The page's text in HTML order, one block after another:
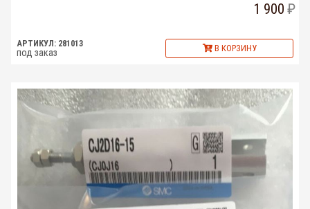
1 900
АРТИКУЛ: 281013
под заказ В КОРЗИНУ